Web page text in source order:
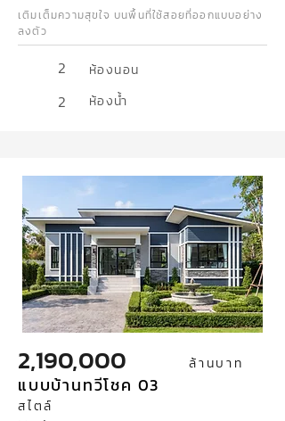
เติมเต็มความสุขใจ บนพื้นที่ใช้สอยที่ออกแบบอย่าง
ลงตัว
2 ห้องนอน
2 ห้องน้ำ
2,190,000 ล้านบาท
แบบบ้านทวีโชค 03
สไตล์